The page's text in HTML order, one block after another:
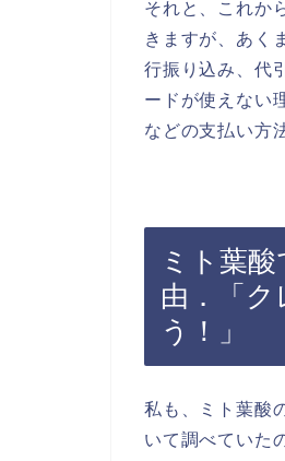
それと、これか
きますが、あく
行振り込み、代
ードが使えない
などの支払い方
ミト葉
由．「
う！」
私も、ミト葉酸
いて調べていた